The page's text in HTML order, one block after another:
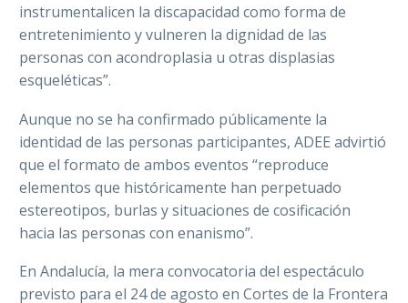
instrumentalicen la discapacidad como forma de
entretenimiento y vulneren la dignidad de las
personas con acondroplasia u otras displasias
esqueléticas”.
Aunque no se ha confirmado públicamente la
identidad de las personas participantes, ADEE advirtió
que el formato de ambos eventos “reproduce
elementos que históricamente han perpetuado
estereotipos, burlas y situaciones de cosificación
hacia las personas con enanismo”.
En Andalucía, la mera convocatoria del espectáculo
previsto para el 24 de agosto en Cortes de la Frontera